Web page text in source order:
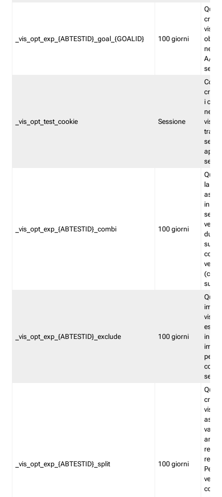
_vis_opt_exp_{ABTESTID}_goal_{GOALID} 100 giorni
nel
A/B.
_vis_opt_test_cookie Sessione
i
nel
_vis_opt_exp_{ABTESTID}_combi 100 giorni
la
in
_vis_opt_exp_{ABTESTID}_exclude 100 giorni
in
_vis_opt_exp_{ABTESTID}_split 100 giorni